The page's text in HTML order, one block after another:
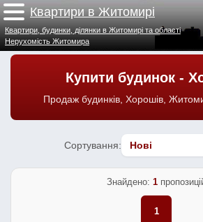
Квартири в Житомирі
Квартири, будинки, ділянки в Житомирі та області
Нерухомість Житомира
Купити будинок -
Продаж будинків, Хорошів,
Сортування:
Знайдено: 1
1